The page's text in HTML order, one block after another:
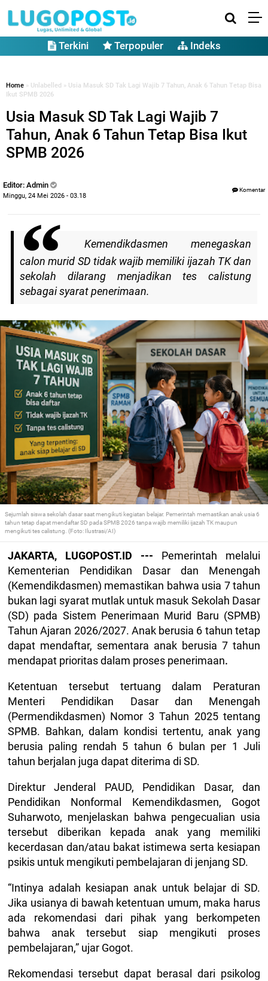
Terkini Terpopuler Indeks
Home » Unlabelled » Usia Masuk SD Tak Lagi Wajib 7 Tahun, Anak 6 Tahun Tetap Bisa
Ikut SPMB 2026
Usia Masuk SD Tak Lagi Wajib 7
Tahun, Anak 6 Tahun Tetap Bisa Ikut
SPMB 2026
Editor: Admin
Minggu, 24 Mei 2026 - 03.18
Komentar
Kemendikdasmen menegaskan
calon murid SD tidak wajib memiliki ijazah TK dan
sekolah dilarang menjadikan tes calistung
sebagai syarat penerimaan.
Sejumlah siswa sekolah dasar saat mengikuti kegiatan belajar. Pemerintah memastikan anak usia 6
tahun tetap dapat mendaftar SD pada SPMB 2026 tanpa wajib memiliki ijazah TK maupun
mengikuti tes calistung. (Foto: Ilustrasi/AI)
JAKARTA, LUGOPOST.ID --- Pemerintah melalui
Kementerian Pendidikan Dasar dan Menengah
(Kemendikdasmen) memastikan bahwa usia 7 tahun
bukan lagi syarat mutlak untuk masuk Sekolah Dasar
(SD) pada Sistem Penerimaan Murid Baru (SPMB)
Tahun Ajaran 2026/2027. Anak berusia 6 tahun tetap
dapat mendaftar, sementara anak berusia 7 tahun
mendapat prioritas dalam proses penerimaan.
Ketentuan tersebut tertuang dalam Peraturan
Menteri Pendidikan Dasar dan Menengah
(Permendikdasmen) Nomor 3 Tahun 2025 tentang
SPMB. Bahkan, dalam kondisi tertentu, anak yang
berusia paling rendah 5 tahun 6 bulan per 1 Juli
tahun berjalan juga dapat diterima di SD.
Direktur Jenderal PAUD, Pendidikan Dasar, dan
Pendidikan Nonformal Kemendikdasmen, Gogot
Suharwoto, menjelaskan bahwa pengecualian usia
tersebut diberikan kepada anak yang memiliki
kecerdasan dan/atau bakat istimewa serta kesiapan
psikis untuk mengikuti pembelajaran di jenjang SD.
“Intinya adalah kesiapan anak untuk belajar di SD.
Jika usianya di bawah ketentuan umum, maka harus
ada rekomendasi dari pihak yang berkompeten
bahwa anak tersebut siap mengikuti proses
pembelajaran,” ujar Gogot.
Rekomendasi tersebut dapat berasal dari psikolog